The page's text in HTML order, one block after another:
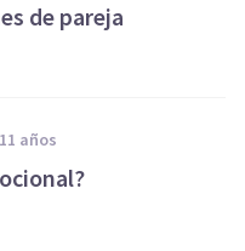
de pareja
11 años